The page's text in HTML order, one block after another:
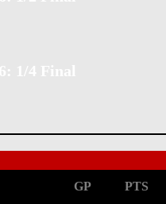
GP PTS